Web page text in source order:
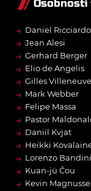
Osobnosti
→ Daniel Ricciardo
→ Jean Alesi
→ Gerhard Berger
→ Elio de Angelis
→ Gilles Villeneuve
→ Mark Webber
→ Felipe Massa
→ Pastor
→ Daniil Kvjat
→ Heikki
→ Lorenzo Bandini
→ Kuan-jü Čou
→ Kevin